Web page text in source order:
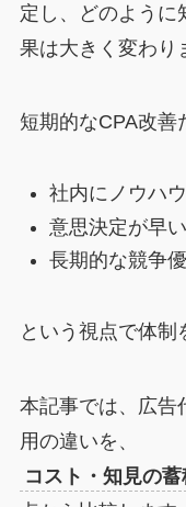
定し、どのように
果は大きく変わり
短期的なCPA改善
社内にノウハ
意思決定が早
長期的な競争
という視点で体制
本記事では、広告
用の違いを、
コスト・知見の